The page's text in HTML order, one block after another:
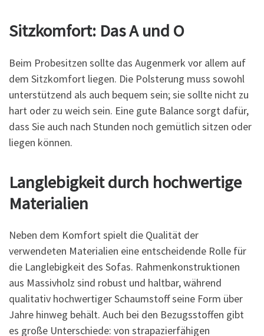
Sitzkomfort: Das A und O
Beim Probesitzen sollte das Augenmerk vor allem auf
dem Sitzkomfort liegen. Die Polsterung muss sowohl
unterstützend als auch bequem sein; sie sollte nicht zu
hart oder zu weich sein. Eine gute Balance sorgt dafür,
dass Sie auch nach Stunden noch gemütlich sitzen oder
liegen können.
Langlebigkeit durch hochwertige
Materialien
Neben dem Komfort spielt die Qualität der
verwendeten Materialien eine entscheidende Rolle für
die Langlebigkeit des Sofas. Rahmenkonstruktionen
aus Massivholz sind robust und haltbar, während
qualitativ hochwertiger Schaumstoff seine Form über
Jahre hinweg behält. Auch bei den Bezugsstoffen gibt
es große Unterschiede: von strapazierfähigen